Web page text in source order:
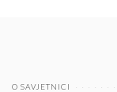
O SAVJETNICI